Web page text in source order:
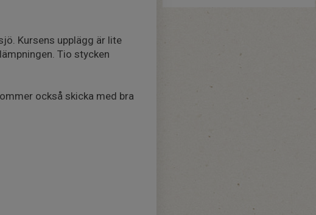
Kursens upplägg är lite
Tio stycken
också skicka med bra